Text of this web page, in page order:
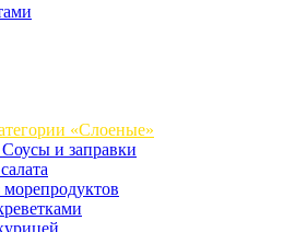
«Слоеные»
Соусы и заправки
морепродуктов